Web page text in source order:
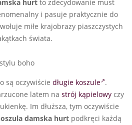
hurt to zdecydowanie must
i pasuje praktycznie do
miłe krajobrazy piaszczystych
świata.
boho
są oczywiście długie koszule .
latem na strój kąpielowy czy
Im dłuższa, tym oczywiście
damska hurt podkręci każdą